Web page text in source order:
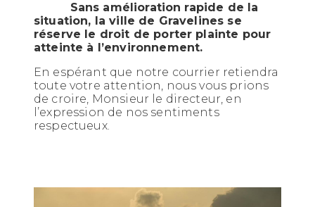
Sans amélioration rapide de la
situation, la ville de Gravelines se
réserve le droit de porter plainte pour
atteinte à l’environnement.
En espérant que notre courrier retiendra
toute votre attention, nous vous prions
de croire, Monsieur le directeur, en
l’expression de nos sentiments
respectueux.